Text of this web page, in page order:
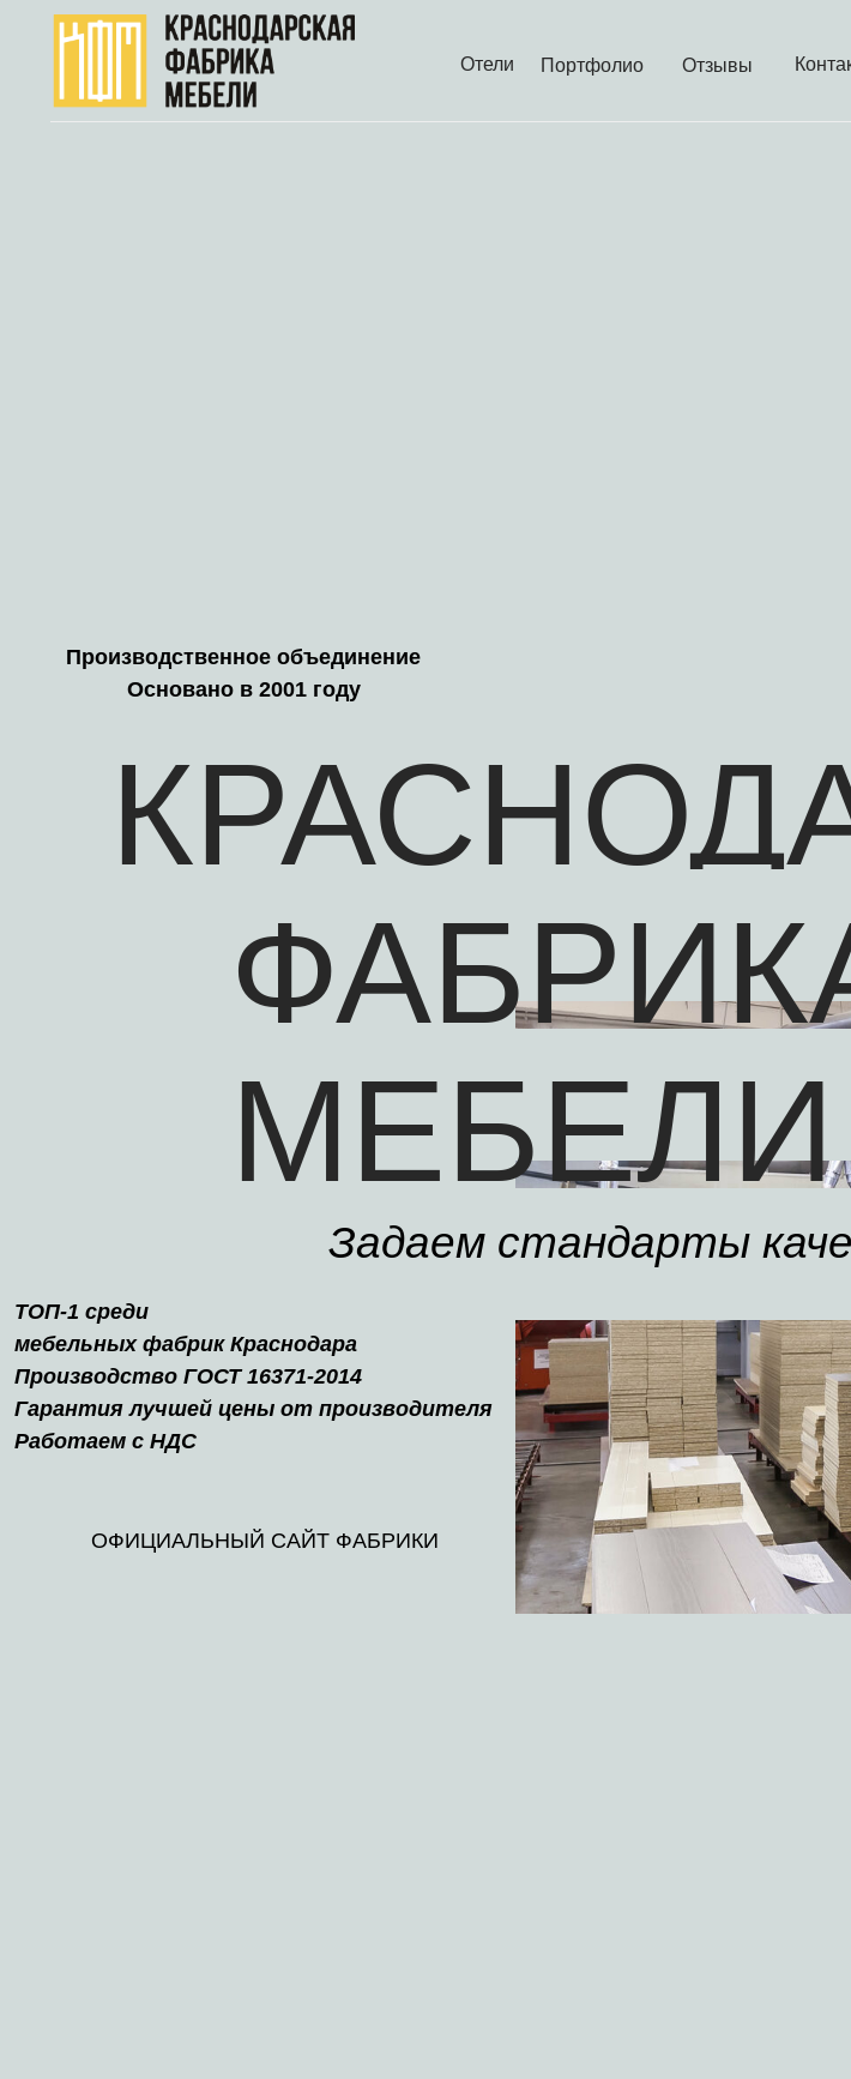
Портфолио Отзывы
Отели
МЕБЕЛИ
Производственное объединение
Основано в 2001 году
ТОП-1 среди
мебельных фабрик Краснодара
Производство ГОСТ 16371-2014
Гарантия лучшей цены от производителя
Работаем с НДС
Задаем стандарты
ОФИЦИАЛЬНЫЙ САЙТ ФАБРИКИ